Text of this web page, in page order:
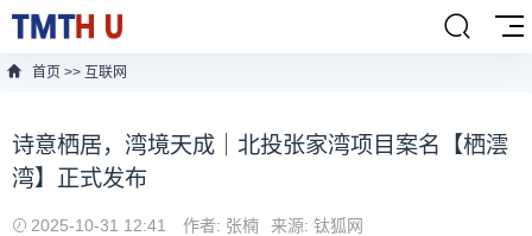
首页 >> 互联网
诗意栖居，湾境天成｜北投张家湾项目案名【栖澐
湾】正式发布
2025-10-31 12:41 作者: 张楠 来源: 钛狐网